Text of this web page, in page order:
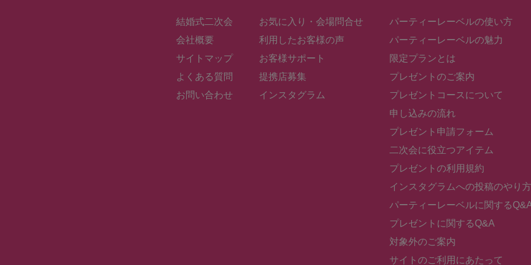
虚偽の情報を入力すること
当社が定める各種規約に違反すること
ュータウィルス、コンピュータコード、ファイル、プログラム等のコンテンツを本サイトにアップ
方法の如何を問わず、ユーザーの個人情報を収集したり、蓄積すること
法令に違反すること
以上の行為が確認された場合、当社はユーザーに損害賠償請求、差止請求などの民事責任の追及の
当社の運営する本サイトに関する営業権を第三者に譲渡する場合、本規約に基づくすべての権利及
継、売却、合併、その他の方法で、譲渡することができるものとします。
またユーザーはサービスの譲渡に伴い、サービスの継続を目的として当社がかかる権利及び義務を
に対し、全ての登録情報を開示することを了承するものとします。
PARTY LABELは運営会社である株式会社トリプルエイチの商標です。
本サイトに掲載されているコンテンツ（情報、データ、ソフトウェア、音楽、音声、写真、画像、
オ、メッセージ等）は、当社が所有、もしくは当社が正当な許諾又は許可を受けて使用しているも
ユーザーは、営利目的ではない、私的利用に限り、本サイトに掲載されている情報、プレゼント、
但し、ユーザーが著作権表示やその他の表示を削除・改定・変更することはできません。
本サイトのコンテンツを無断で複製、公衆送信、修正・変更、商業的に利用する行為や、第三者の
結婚式二次会
会社概要
サイトマップ
よくある質問
お問い合わせ
お気に入り・会場問合せ
利用したお客様の声
お客様サポート
提携店募集
インスタグラム
パーティーレーベルの使い方
パーティーレーベルの魅力
限定プランとは
プレゼントのご案内
プレゼントコースについて
申し込みの流れ
プレゼント申請フォーム
二次会に役立つアイテム
プレゼントの利用規約
インスタグラムへの投稿のやり方
パーティーレーベルに関する
プレゼントに関するQ&A
対象外のご案内
サイトのご利用にあたって